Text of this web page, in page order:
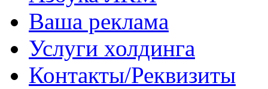
Ваша реклама
Услуги холдинга
Контакты/Реквизиты